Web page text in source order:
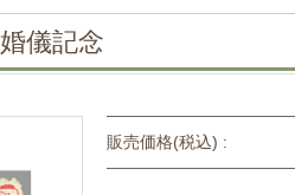
儀記念
販売価格(税込) :